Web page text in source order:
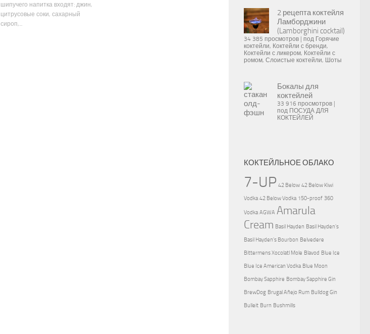
шипучего напитка входят: джин,
цитрусовые соки, сахарный
сироп,...
2 рецепта коктейля
Ламборджини
(Lamborghini cocktail)
34 385 просмотров под Горячие
коктейли, Коктейли с бренди,
Коктейли с ликером, Коктейли с
ромом, Слоистые коктейли, Шоты
Бокалы для
коктейлей
33 916 просмотров
под ПОСУДА ДЛЯ
КОКТЕЙЛЕЙ
КОКТЕЙЛЬНОЕ ОБЛАКО
7-UP 42 Below 42 Below Kiwi
Vodka 42 Below Vodka 150-proof 360
Vodka AGWA Amarula
Cream Basil Hayden Basil Hayden's
Basil Hayden's Bourbon Belvedere
Bittermens Xocolatl Mole Blavod Blue Ice
Blue Ice American Vodka Blue Moon
Bombay Sapphire Bombay Sapphire Gin
BrewDog Brugal Añejo Rum Bulldog Gin
Bulleit Burn Bushmills